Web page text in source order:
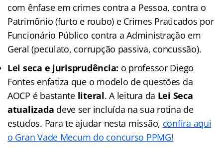
com ênfase em crimes contra a Pessoa, contra o
Patrimônio (furto e roubo) e Crimes Praticados por
Funcionário Público contra a Administração em
Geral (peculato, corrupção passiva, concussão).
Lei seca e jurisprudência: o professor Diego
Fontes enfatiza que o modelo de questões da
AOCP é bastante literal. A leitura da Lei Seca
atualizada deve ser incluída na sua rotina de
estudos. Para te ajudar nesta missão, confira aqui
o Gran Vade Mecum do concurso PPMG!